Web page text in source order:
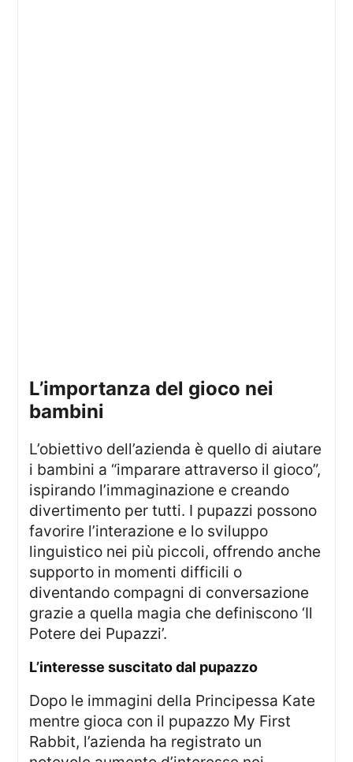
l’importanza del gioco nei
bambini
L’obiettivo dell’azienda è quello di aiutare
i bambini a “imparare attraverso il gioco”,
ispirando l’immaginazione e creando
divertimento per tutti. I pupazzi possono
favorire l’interazione e lo sviluppo
linguistico nei più piccoli, offrendo anche
supporto in momenti difficili o
diventando compagni di conversazione
grazie a quella magia che definiscono ‘Il
Potere dei Pupazzi’.
l’interesse suscitato dal pupazzo
Dopo le immagini della Principessa Kate
mentre gioca con il pupazzo My First
Rabbit, l’azienda ha registrato un